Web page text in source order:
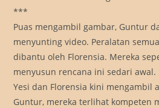
***
Puas mengambil gambar, Guntur
menyunting video. Peralatan
dibantu oleh Florensia. Mereka
menyusun rencana ini sedari awal.
Yesi dan Florensia kini mengambil
Guntur, mereka terlihat kompeten